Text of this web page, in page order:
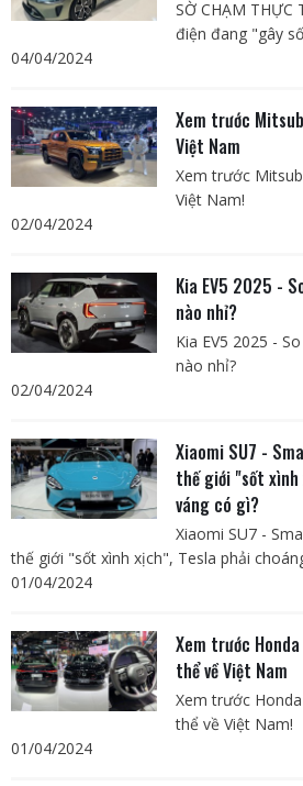
SỜ CHẠM THỰC
điện đang "gây
04/04/2024
Xem trước
Việt Nam
Xem trước
Việt Nam!
02/04/2024
Kia EV5 2025 -
nào nhỉ?
Kia EV5 2025 -
nào nhỉ?
02/04/2024
Xiaomi SU7 -
thế giới "sốt xình
váng có gì?
Xiaomi SU7 -
thế giới "sốt xình xịch", Tesla phải
01/04/2024
Xem trước
thể về Việt Nam
Xem trước
thể về Việt Nam!
01/04/2024